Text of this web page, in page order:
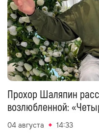
Прохор Шаляпин
возлюбленной:
04 августа 14:33